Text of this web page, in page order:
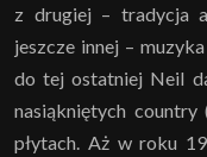
z drugiej – tradycja
jeszcze innej –
do tej ostatniej Neil
nasiąkniętych
płytach. Aż w roku